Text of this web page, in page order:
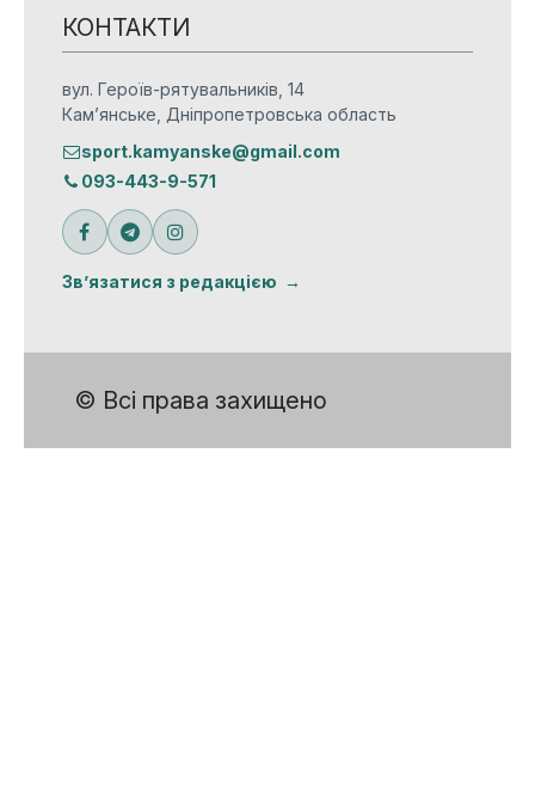
КОНТАКТИ
вул. Героїв-рятувальників, 14
Кам’янське, Дніпропетровська область
sport.kamyanske@gmail.com
093-443-9-571
Зв’язатися з редакцією
© Всі права захищено